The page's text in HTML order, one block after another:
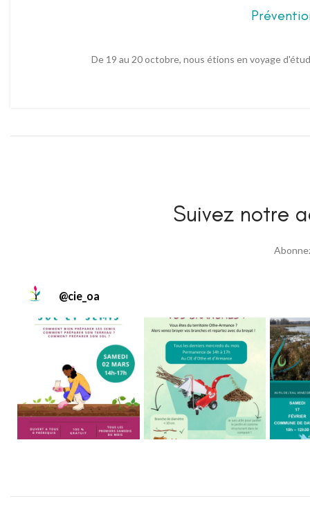
De 19 au 20 octobre, nous étions en voyage
Suivez notre
@cie_oa